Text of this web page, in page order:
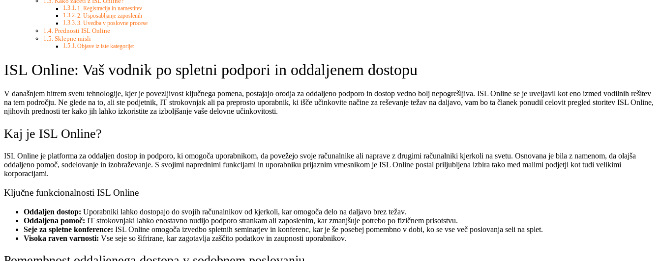
1. Registracija in namestitev
2. Usposabljanje zaposlenih
3. Uvedba v poslovne procese
Prednosti ISL Online
Sklepne misli
Objave iz iste kategorije:
ISL Online: Vaš vodnik po spletni podpori in oddaljenem dostopu
V današnjem hitrem svetu tehnologije, kjer je povezljivost ključnega pomena, postajajo orodja za oddaljeno podporo in dostop vedno bolj nepogrešljiva. ISL Online se je uveljavil kot eno izmed vodilnih rešitev
na tem področju. Ne glede na to, ali ste podjetnik, IT strokovnjak ali pa preprosto uporabnik, ki išče učinkovite načine za reševanje težav na daljavo, vam bo ta članek ponudil celovit pregled storitev ISL Online,
njihovih prednosti ter kako jih lahko izkoristite za izboljšanje vaše delovne učinkovitosti.
Kaj je ISL Online?
ISL Online je platforma za oddaljen dostop in podporo, ki omogoča uporabnikom, da povežejo svoje računalnike ali naprave z drugimi računalniki kjerkoli na svetu. Osnovana je bila z namenom, da olajša
oddaljeno pomoč, sodelovanje in izobraževanje. S svojimi naprednimi funkcijami in uporabniku prijaznim vmesnikom je ISL Online postal priljubljena izbira tako med malimi podjetji kot tudi velikimi
korporacijami.
Ključne funkcionalnosti ISL Online
Oddaljen dostop: Uporabniki lahko dostopajo do svojih računalnikov od kjerkoli, kar omogoča delo na daljavo brez težav.
Oddaljena pomoč: IT strokovnjaki lahko enostavno nudijo podporo strankam ali zaposlenim, kar zmanjšuje potrebo po fizičnem prisotstvu.
Seje za spletne konference: ISL Online omogoča izvedbo spletnih seminarjev in konferenc, kar je še posebej pomembno v dobi, ko se vse več poslovanja seli na splet.
Visoka raven varnosti: Vse seje so šifrirane, kar zagotavlja zaščito podatkov in zaupnosti uporabnikov.